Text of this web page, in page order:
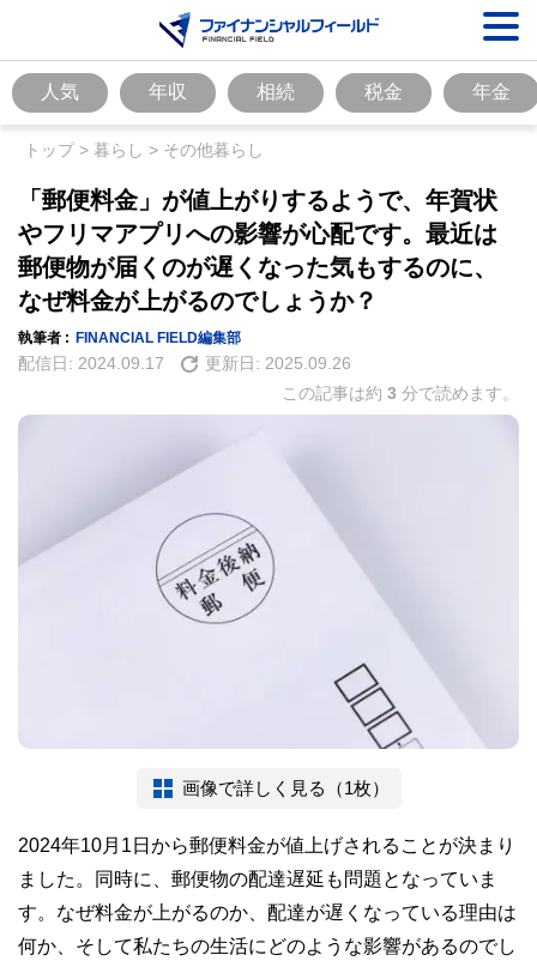
人気 年収 相続 税金 年金
トップ> 暮らし > その他暮らし
「郵便料金」が値上がりするようで、年賀状
やフリマアプリへの影響が心配です。最近は
郵便物が届くのが遅くなった気もするのに、
なぜ料金が上がるのでしょうか？
執筆者 : FINANCIAL FIELD編集部
配信日: 2024.09.17 更新日: 2025.09.26
この記事は約 3 分で読めます。
画像で詳しく見る（1枚）
2024年10月1日から郵便料金が値上げされることが決まり
ました。同時に、郵便物の配達遅延も問題となっていま
す。なぜ料金が上がるのか、配達が遅くなっている理由は
何か、そして私たちの生活にどのような影響があるのでし